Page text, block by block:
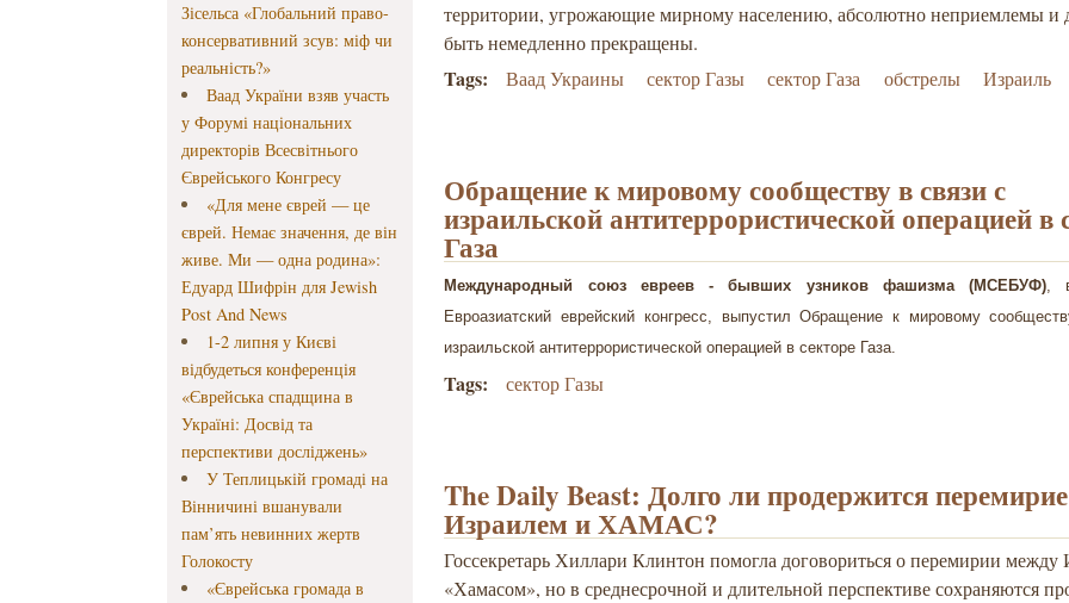
Зісельса «Глобальний право-
консервативний зсув: міф чи
реальність?»
Ваад України взяв участь
у Форумі національних
директорів Всесвітнього
Єврейського Конгресу
«Для мене єврей — це
єврей. Немає значення, де він
живе. Ми — одна родина»:
Едуард Шифрін для Jewish
Post And News
1-2 липня у Києві
відбудеться конференція
«Єврейська спадщина в
Україні: Досвід та
перспективи досліджень»
У Теплицькій громаді на
Вінничині вшанували
пам’ять невинних жертв
Голокосту
«Єврейська громада в
территории, угрожающие мирному населению, абсолютно неприемлемы
быть немедленно прекращены.
Tags: Ваад Украины сектор Газы сектор Газа обстрелы Израиль
Обращение к мировому сообществу в связи с
израильской антитеррористической операцией в
Газа
Международный союз евреев - бывших узников фашизма (МСЕБУФ),
Евроазиатский еврейский конгресс, выпустил Обращение к мировому
израильской антитеррористической операцией в секторе Газа.
Tags: сектор Газы
The Daily Beast: Долго ли продержится
Израилем и ХАМАС?
Госсекретарь Хиллари Клинтон помогла договориться о перемирии между
«Хамасом», но в среднесрочной и длительной перспективе сохраняются